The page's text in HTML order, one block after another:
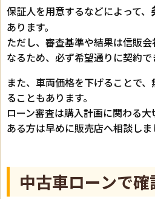
保証人を用意するなどによって、
あります。
ただし、審査基準や結果は信販
なるため、必ず希望通りに契約で
また、車両価格を下げることで
ることもあります。
ローン審査は購入計画に関わる
ある方は早めに販売店へ相談しま
中古車ローンで